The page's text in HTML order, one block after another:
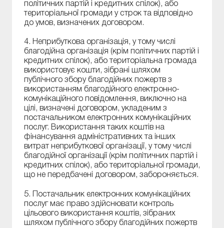
політичних партій і кредитних спілок), або
територіальної громади у строк та відповідно
до умов, визначених договором.
4. Неприбуткова організація, у тому числі
благодійна організація (крім політичних партій і
кредитних спілок), або територіальна громада
використовує кошти, зібрані шляхом
публічного збору благодійних пожертв з
використанням благодійного електронно-
комунікаційного повідомлення, виключно на
цілі, визначені договором, укладеним з
постачальником електронних комунікаційних
послуг. Використання таких коштів на
фінансування адміністративних та інших
витрат неприбуткової організації, у тому числі
благодійної організації (крім політичних партій і
кредитних спілок), або територіальної громади,
що не передбачені договором, забороняється.
5. Постачальник електронних комунікаційних
послуг має право здійснювати контроль
цільового використання коштів, зібраних
шляхом публічного збору благодійних пожертв